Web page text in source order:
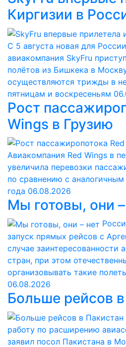
Киргизии в
С 5 августа новая для
авиакомпания SkyFru
полётов из Бишкека в
осуществляются трижды в
пятницам и воскресеньям
Рост
Wings в Грузию
Авиакомпания Red Wings в
увеличила перевозки
по сравнению с
года 06.08.2026
Мы готовы, они
запуск прямых рейсов с
случае заинтересованности
стран, при этом
организовывать такие
06.08.2026
Больше рейсов
работу по расширению
заявил посол Пакистана в